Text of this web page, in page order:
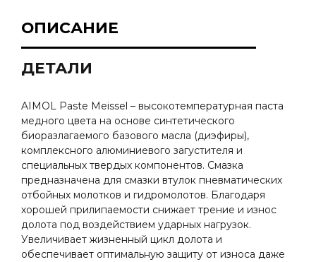
ОПИСАНИЕ
ДЕТАЛИ
AIMOL Paste Meissel – высокотемпературная паста
медного цвета на основе синтетического
биоразлагаемого базового масла (диэфиры),
комплексного алюминиевого загустителя и
специальных твердых компонентов. Смазка
предназначена для смазки втулок пневматических
отбойных молотков и гидромолотов. Благодаря
хорошей прилипаемости снижает трение и износ
долота под воздействием ударных нагрузок.
Увеличивает жизненный цикл долота и
обеспечивает оптимальную защиту от износа даже